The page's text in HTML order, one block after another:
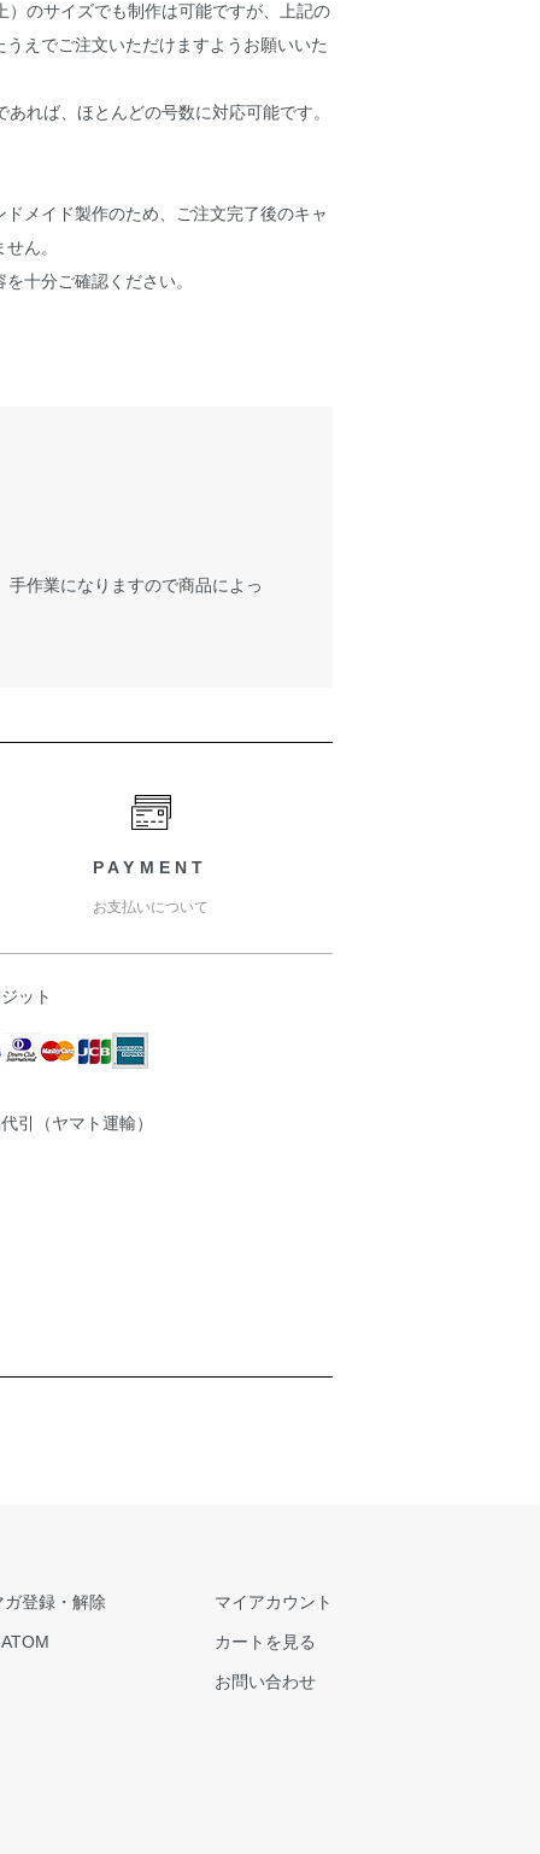
のサイズでも制作は可能ですが、上記の
うえでご注文いただけますようお願いいた
れば、ほとんどの号数に対応可能です。
メイド製作のため、ご注文完了後のキャ
ん。
十分ご確認ください。
作業になりますので商品によっ
PAYMENT
お支払いについて
ット
引（ヤマト運輸）
ガ登録・解除
ATOM
マイアカウント
カートを見る
お問い合わせ